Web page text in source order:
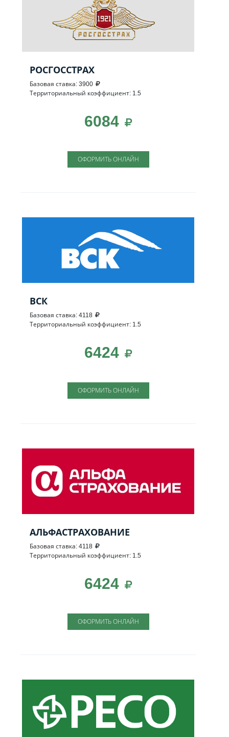
РОСГОССТРАХ
Базовая ставка: 3900
Территориальный коэффициент: 1.5
6084
ОФОРМИТЬ ОНЛАЙН
ВСК
Базовая ставка: 4118
Территориальный коэффициент: 1.5
6424
ОФОРМИТЬ ОНЛАЙН
АЛЬФАСТРАХОВАНИЕ
Базовая ставка: 4118
Территориальный коэффициент: 1.5
6424
ОФОРМИТЬ ОНЛАЙН